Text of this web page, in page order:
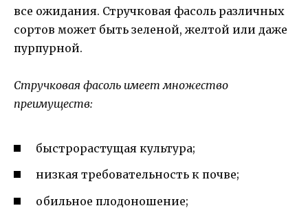
все ожидания. Стручковая фасоль различных
сортов может быть зеленой, желтой или даже
пурпурной.
Стручковая фасоль имеет множество
преимуществ:
быстрорастущая культура;
низкая требовательность к почве;
обильное плодоношение;